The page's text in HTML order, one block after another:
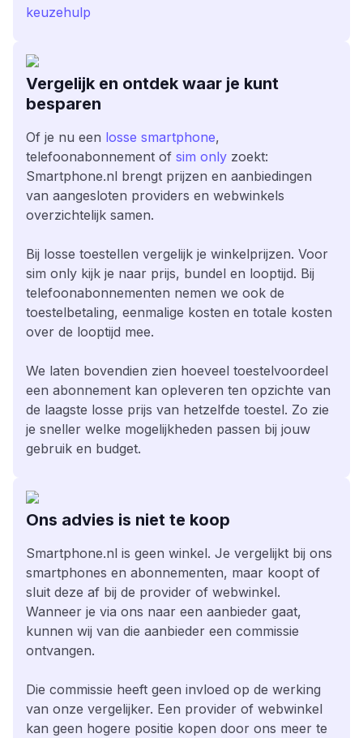
keuzehulp
Vergelijk en ontdek waar je kunt
besparen
Of je nu een losse smartphone,
telefoonabonnement of sim only zoekt:
Smartphone.nl brengt prijzen en aanbiedingen
van aangesloten providers en webwinkels
overzichtelijk samen.
Bij losse toestellen vergelijk je winkelprijzen. Voor
sim only kijk je naar prijs, bundel en looptijd. Bij
telefoonabonnementen nemen we ook de
toestelbetaling, eenmalige kosten en totale kosten
over de looptijd mee.
We laten bovendien zien hoeveel toestelvoordeel
een abonnement kan opleveren ten opzichte van
de laagste losse prijs van hetzelfde toestel. Zo zie
je sneller welke mogelijkheden passen bij jouw
gebruik en budget.
Ons advies is niet te koop
Smartphone.nl is geen winkel. Je vergelijkt bij ons
smartphones en abonnementen, maar koopt of
sluit deze af bij de provider of webwinkel.
Wanneer je via ons naar een aanbieder gaat,
kunnen wij van die aanbieder een commissie
ontvangen.
Die commissie heeft geen invloed op de werking
van onze vergelijker. Een provider of webwinkel
kan geen hogere positie kopen door ons meer te